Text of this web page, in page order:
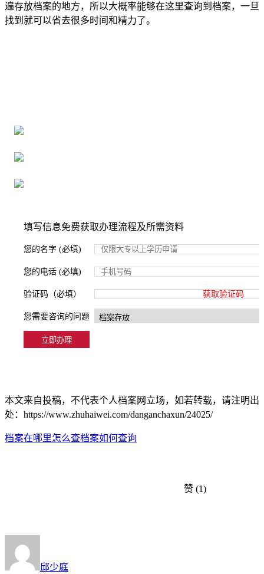
遍存放档案的地方，所以大概率能够在这里查询到档案，一旦
找到就可以省去很多时间和精力了。
填写信息免费获取办理流程及所需资料
您的名字 (必填)
您的电话 (必填)
验证码（必填） 获取验证码
您需要咨询的问题
本文来自投稿，不代表个人档案网立场，如若转载，请注明出
处：https://www.zhuhaiwei.com/danganchaxun/24025/
档案在哪里怎么查档案如何查询
赞 (1)
邱少庭